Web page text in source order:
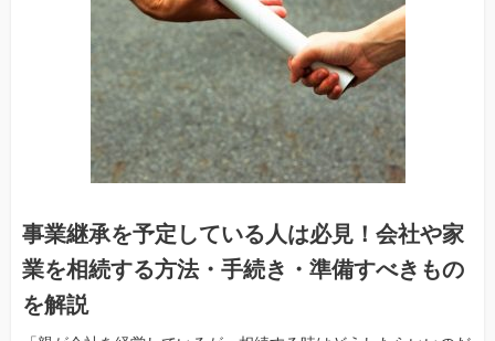
事業継承を予定している人は必見！会社や家
業を相続する方法・手続き・準備すべきもの
を解説